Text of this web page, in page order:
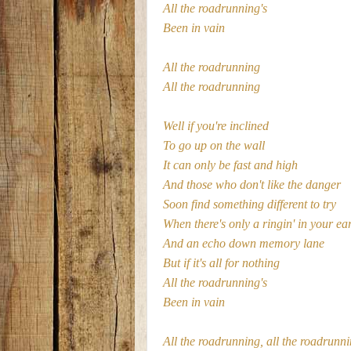
All the roadrunning's
Been in vain
All the roadrunning
All the roadrunning
Well if you're inclined
To go up on the wall
It can only be fast and high
And those who don't like the danger
Soon find something different to try
When there's only a ringin' in your
And an echo down memory lane
But if it's all for nothing
All the roadrunning's
Been in vain
All the roadrunning, all the